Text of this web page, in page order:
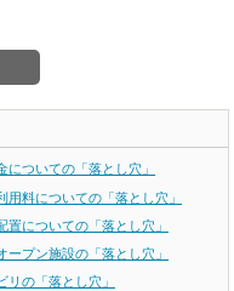
ついての「落とし穴」
料についての「落とし穴」
についての「落とし穴」
プン施設の「落とし穴」
の「落とし穴」